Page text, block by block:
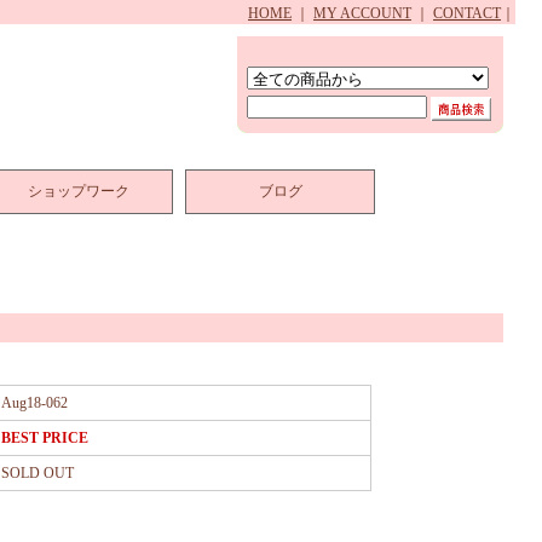
HOME MY ACCOUNT CONTACT
ショップワーク ブログ
Aug18-062
BEST PRICE
SOLD OUT